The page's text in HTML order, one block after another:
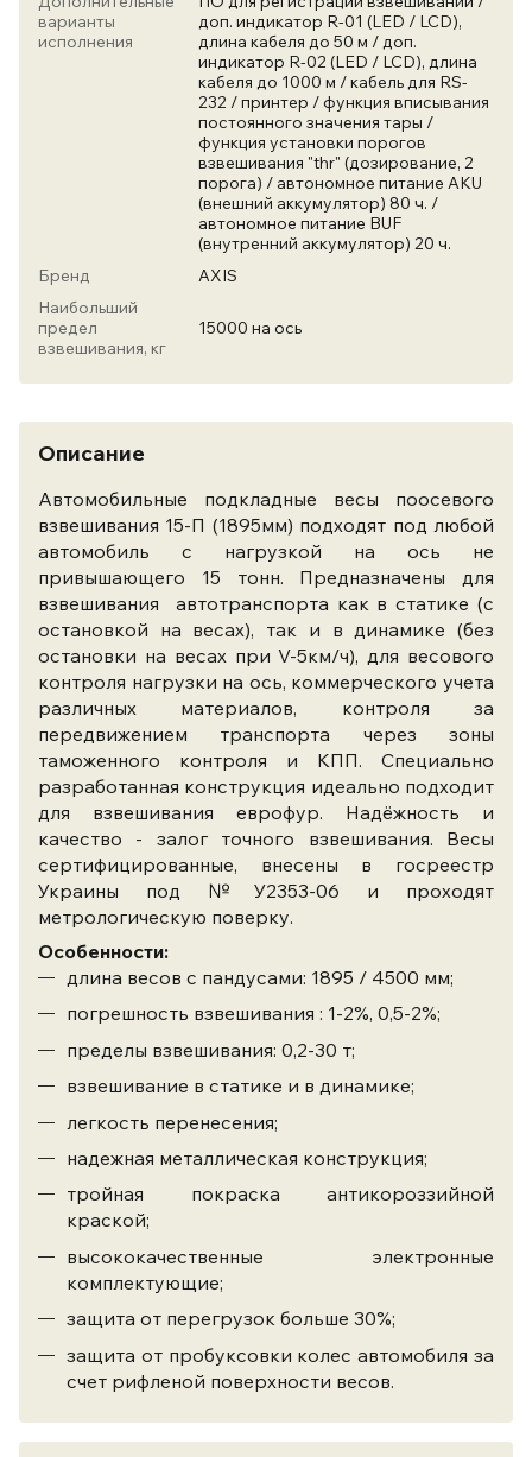
варианты
исполнения
доп. индикатор R-01 (LED / LCD),
длина кабеля до 50 м / доп.
индикатор R-02 (LED / LCD), длина
кабеля до 1000 м / кабель для RS-
232 / принтер / функция вписывания
постоянного значения тары /
функция установки порогов
взвешивания "thr" (дозирование, 2
порога) / автономное питание AKU
(внешний аккумулятор) 80 ч. /
автономное питание BUF
(внутренний аккумулятор) 20 ч.
Бренд
AXIS
Наибольший
предел
взвешивания, кг
15000 на ось
Описание
Автомобильные подкладные весы поосевого
взвешивания 15-П (1895мм) подходят под любой
автомобиль с нагрузкой на ось не
привышающего 15 тонн. Предназначены для
взвешивания автотранспорта как в статике (с
остановкой на весах), так и в динамике (без
остановки на весах при V-5км/ч),для весового
контроля нагрузки на ось, коммерческого учета
различных материалов, контроля за
передвижением транспорта через зоны
таможенного контроля и КПП. Специально
разработанная конструкция идеально подходит
для взвешивания еврофур. Надёжность и
качество - залог точного взвешивания. Весы
сертифицированные, внесены в госреестр
Украины под №У2353-06 и проходят
метрологическую поверку.
Особенности:
длина весов с пандусами: 1895 / 4500 мм;
погрешность взвешивания : 1-2%, 0,5-2%;
пределы взвешивания: 0,2-30 т;
взвешивание в статике и в динамике;
легкость перенесения;
надежная металлическая конструкция;
тройная покраска антикороззийной
краской;
высококачественные электронные
комплектующие;
защита от перегрузок больше 30%;
защита от пробуксовки колес автомобиля за
счет рифленой поверхности весов.